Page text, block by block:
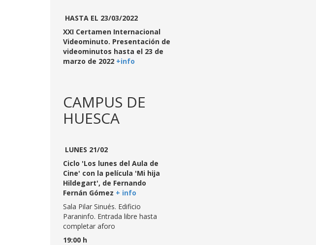
HASTA EL 23/03/2022
XXI Certamen Internacional
Videominuto. Presentación de
videominutos hasta el 23 de
marzo de 2022 +info
CAMPUS DE
HUESCA
LUNES 21/02
Ciclo 'Los lunes del Aula de
Cine' con la película 'Mi hija
Hildegart', de Fernando
Fernán Gómez + info
Sala Pilar Sinués. Edificio
Paraninfo. Entrada libre hasta
completar aforo
19:00 h